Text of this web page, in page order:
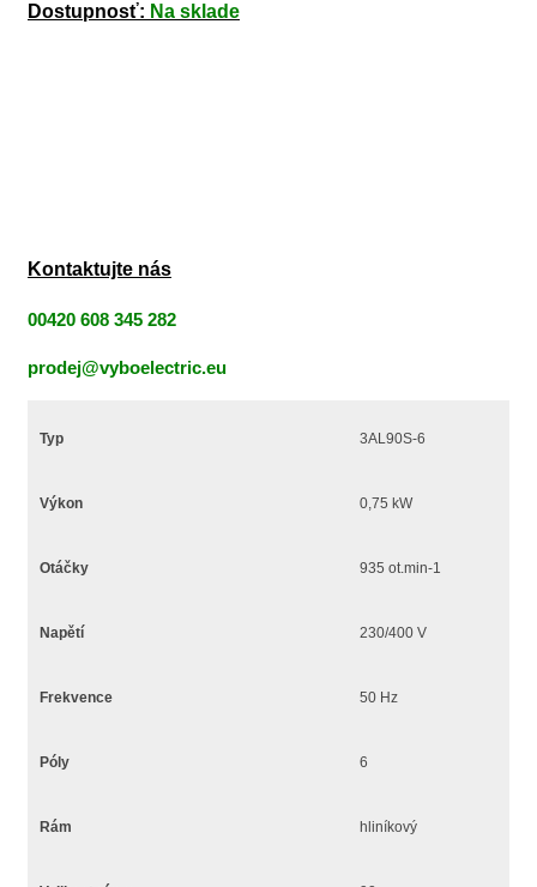
Dostupnosť: Na sklade
Kontaktujte nás
00420 608 345 282
prodej@vyboelectric.eu
Typ 3AL90S-6
Výkon 0,75 kW
Otáčky 935 ot.min-1
Napětí 230/400 V
Frekvence 50 Hz
Póly 6
Rám hliníkový